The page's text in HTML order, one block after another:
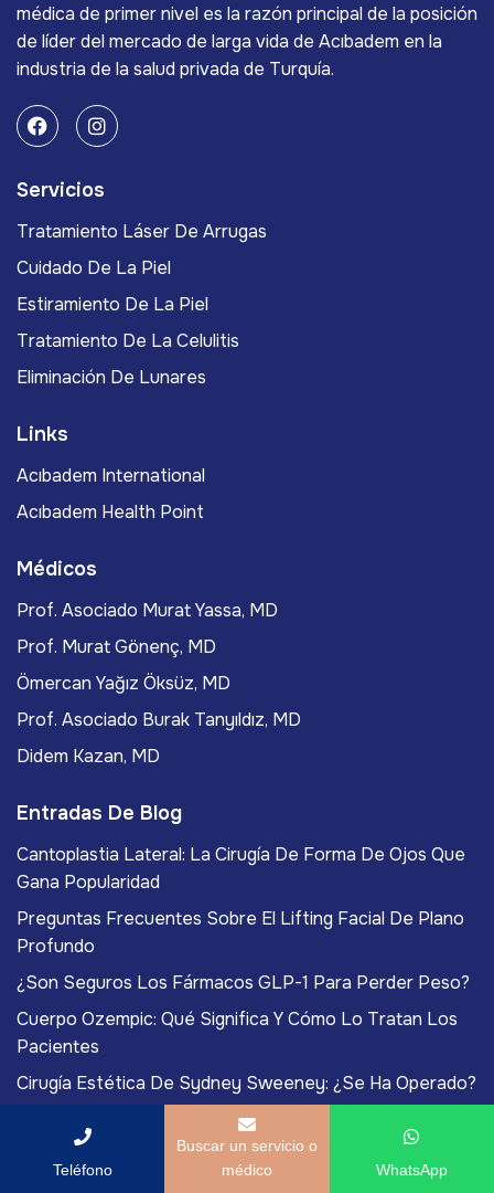
médica de primer nivel es la razón principal de la posición
de líder del mercado de larga vida de Acıbadem en la
industria de la salud privada de Turquía.
Servicios
Tratamiento Láser De Arrugas
Cuidado De La Piel
Estiramiento De La Piel
Tratamiento De La Celulitis
Eliminación De Lunares
Links
Acıbadem International
Acıbadem Health Point
Médicos
Prof. Asociado Murat Yassa, MD
Prof. Murat Gönenç, MD
Ömercan Yağız Öksüz, MD
Prof. Asociado Burak Tanyıldız, MD
Didem Kazan, MD
Entradas De Blog
Cantoplastia Lateral: La Cirugía De Forma De Ojos Que
Gana Popularidad
Preguntas Frecuentes Sobre El Lifting Facial De Plano
Profundo
¿Son Seguros Los Fármacos GLP-1 Para Perder Peso?
Cuerpo Ozempic: Qué Significa Y Cómo Lo Tratan Los
Pacientes
Cirugía Estética De Sydney Sweeney: ¿Se Ha Operado?
Teléfono
Buscar un servicio o
médico
WhatsApp